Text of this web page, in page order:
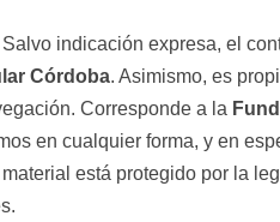
Salvo indicación expresa, el
Córdoba. Asimismo, es
Corresponde a la
en cualquier forma, y en
está protegido por la